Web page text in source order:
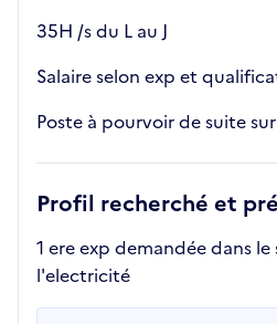
35H /s du L au J
Salaire selon exp et
Poste à pourvoir de suite sur
Profil recherché et
1 ere exp demandée dans
l'electricité